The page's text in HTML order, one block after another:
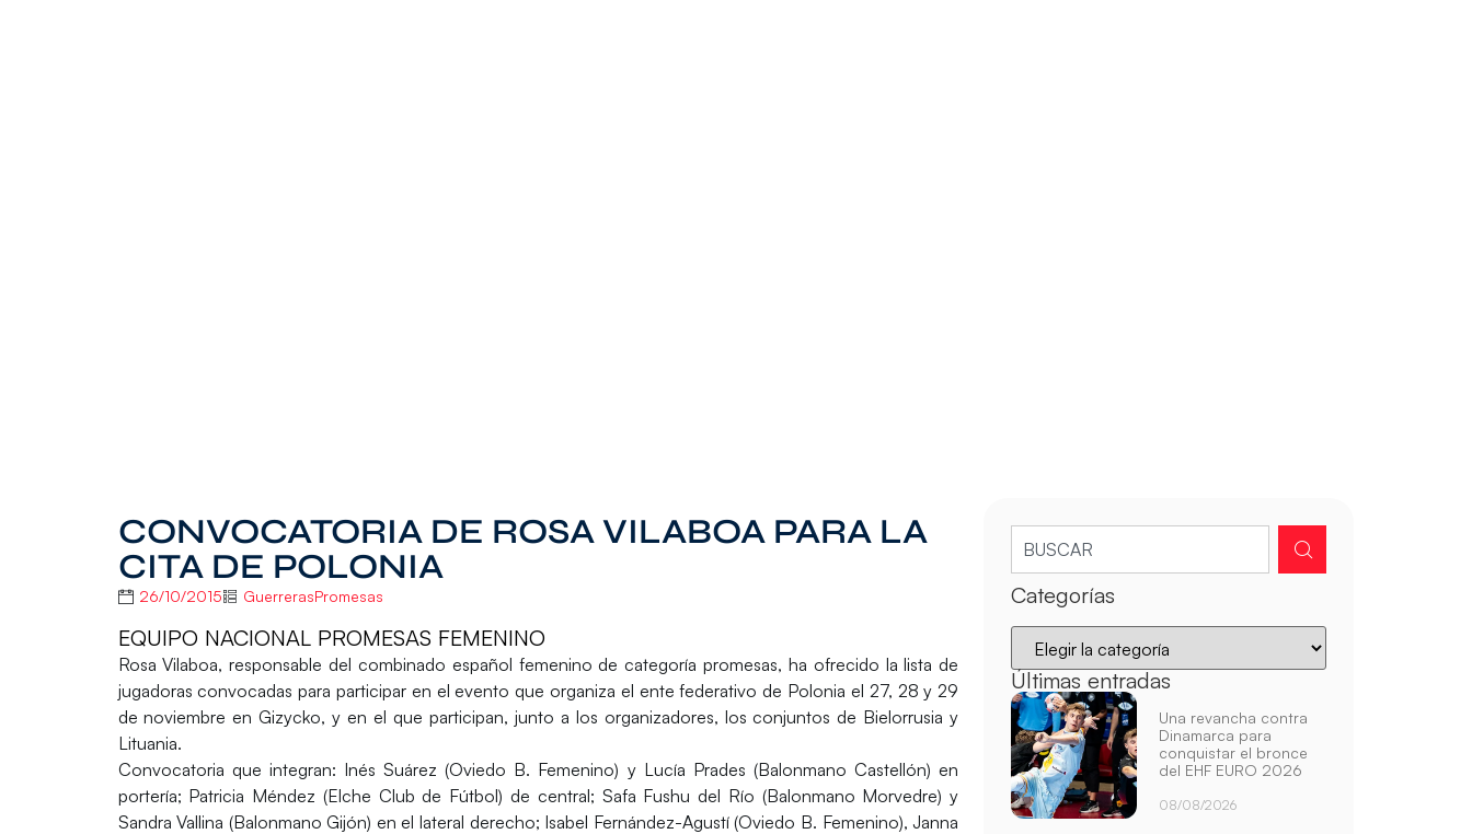
CONVOCATORIA DE ROSA VILABOA PARA LA
CITA DE POLONIA
26/10/2015 GuerrerasPromesas
EQUIPO NACIONAL PROMESAS FEMENINO
Rosa Vilaboa, responsable del combinado español femenino de categoría promesas, ha ofrecido la lista de
jugadoras convocadas para participar en el evento que organiza el ente federativo de Polonia el 27, 28 y 29
de noviembre en Gizycko, y en el que participan, junto a los organizadores, los conjuntos de Bielorrusia y
Lituania.
Convocatoria que integran: Inés Suárez (Oviedo B. Femenino) y Lucía Prades (Balonmano Castellón) en
portería; Patricia Méndez (Elche Club de Fútbol) de central; Safa Fushu del Río (Balonmano Morvedre) y
Sandra Vallina (Balonmano Gijón) en el lateral derecho; Isabel Fernández-Agustí(Oviedo B. Femenino),Janna
Categorías
Últimas entradas
Una revancha contra
Dinamarca para
conquistar el bronce
del EHF EURO 2026
08/08/2026